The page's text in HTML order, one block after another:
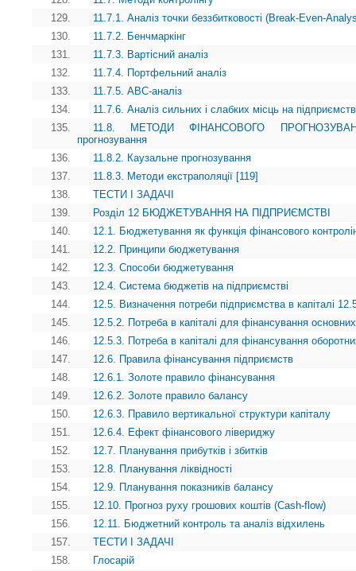
129.
11.7.1. Аналіз точки беззбитковості (Break-Even-
130.
11.7.2. Бенчмаркінг
131.
11.7.3. Вартісний аналіз
132.
11.7.4. Портфельний аналіз
133.
11.7.5. АВС-аналіз
134.
11.7.6. Аналіз сильних і слабких місць на
135.
11.8. МЕТОДИ ФІНАНСОВОГО
прогнозування
136.
11.8.2. Каузальне прогнозування
137.
11.8.3. Методи екстраполяції [119]
138.
ТЕСТИ І ЗАДАЧІ
139.
Розділ 12 БЮДЖЕТУВАННЯ НА ПІДПРИЄМСТВІ
140.
12.1. Бюджетування як функція фінансового
141.
12.2. Принципи бюджетування
142.
12.3. Способи бюджетування
143.
12.4. Система бюджетів на підприємстві
144.
12.5. Визначення потреби підприємства в капіталі
145.
12.5.2. Потреба в капіталі для фінансування основних
146.
12.5.3. Потреба в капіталі для фінансування
147.
12.6. Правила фінансування підприємств
148.
12.6.1. Золоте правило фінансування
149.
12.6.2. Золоте правило балансу
150.
12.6.3. Правило вертикальної структури капіталу
151.
12.6.4. Ефект фінансового лівериджу
152.
12.7. Планування прибутків і збитків
153.
12.8. Планування ліквідності
154.
12.9. Планування показників балансу
155.
12.10. Прогноз руху грошових коштів (Cash-flow)
156.
12.11. Бюджетний контроль та аналіз відхилень
157.
ТЕСТИ І ЗАДАЧІ
158.
Глосарій